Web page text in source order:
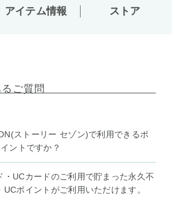
アイテム情報 ストア
ご質問
ストーリー セゾン)で利用できるポ
ントですか？
・UCカードのご利用で貯まった永久不
UCポイントがご利用いただけます。